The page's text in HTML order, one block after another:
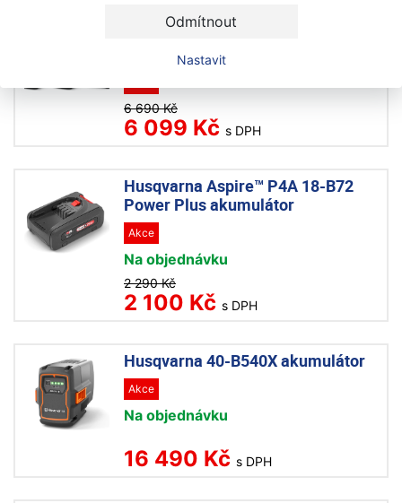
Odmítnout
Nastavit
2× 36V baterie a nabíječka
6 690 Kč
6 099 Kč s DPH
Husqvarna Aspire™ P4A 18-B72
Power Plus akumulátor
Akce
Na objednávku
2 290 Kč
2 100 Kč s DPH
Husqvarna 40-B540X akumulátor
Akce
Na objednávku
16 490 Kč s DPH